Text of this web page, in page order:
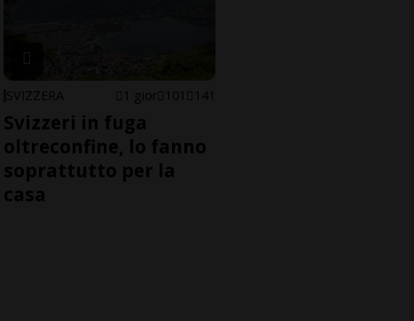
SVIZZERA 1 gior 101 141
Svizzeri in fuga
oltreconfine, lo fanno
soprattutto per la
casa